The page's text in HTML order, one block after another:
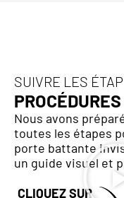
SUIVRE LES
Nous avons
toutes les étapes
porte battante
un guide visuel et
CLIQUEZ SUR